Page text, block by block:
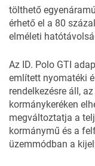
tölthető
érhető el a 80
elméleti
Az ID. Polo GTI
említett nyomatéki
rendelkezésre áll,
kormánykeréken
megváltoztatja a
kormánymű és a
üzemmódban a